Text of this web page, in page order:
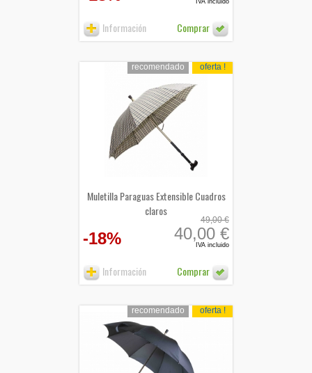
IVA incluido
Información Comprar
-18% 40,00 €
IVA incluido
49,00 €
Información Comprar
oferta !
recomendado
Muletilla Paraguas Extensible Cuadros
claros
oferta !
recomendado